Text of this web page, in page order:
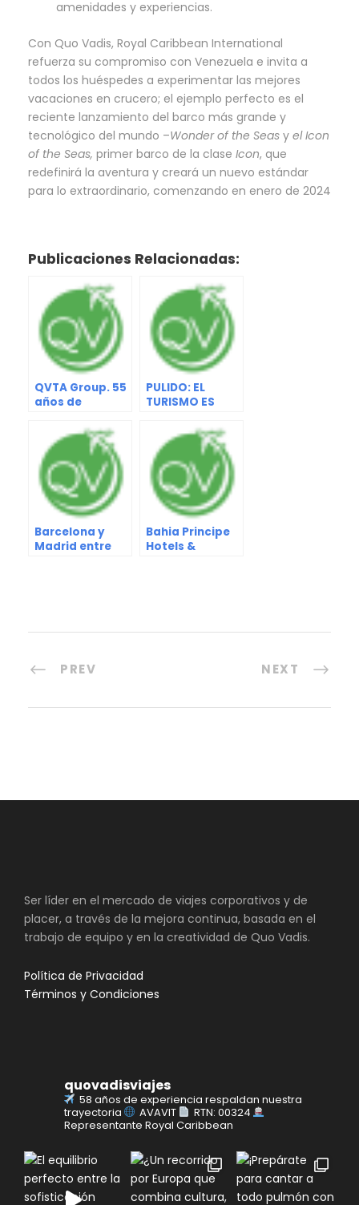
amenidades y experiencias.
Con Quo Vadis, Royal Caribbean International
refuerza su compromiso con Venezuela e invita a
todos los huéspedes a experimentar las mejores
vacaciones en crucero; el ejemplo perfecto es el
reciente lanzamiento del barco más grande y
tecnológico del mundo –Wonder of the Seas y el Icon
of the Seas, primer barco de la clase Icon, que
redefinirá la aventura y creará un nuevo estándar
para lo extraordinario, comenzando en enero de 2024
Publicaciones Relacionadas:
QVTA Group. 55
años de
Brindando
Soluciones al
Sector Turístico
PULIDO: EL
TURISMO ES
DE TRABAJOS
Barcelona y
Madrid entre
Bahia Principe
Hotels &
Safety”
PREV NEXT
Ser líder en el mercado de viajes corporativos y de
placer, a través de la mejora continua, basada en el
trabajo de equipo y en la creatividad de Quo Vadis.
Política de Privacidad
Términos y Condiciones
quovadisviajes
58 años de experiencia respaldan nuestra
trayectoria
AVAVIT
RTN: 00324
Representante Royal Caribbean